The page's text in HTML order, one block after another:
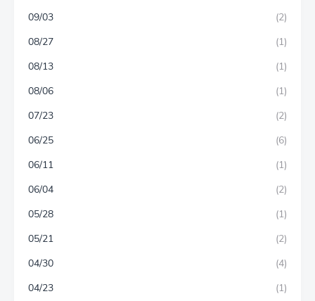
09/03
(2)
08/27
(1)
08/13
(1)
08/06
(1)
07/23
(2)
06/25
(6)
06/11
(1)
06/04
(2)
05/28
(1)
05/21
(2)
04/30
(4)
04/23
(1)